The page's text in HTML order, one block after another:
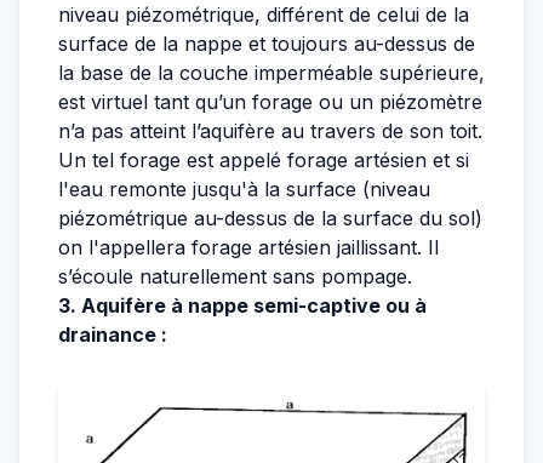
niveau piézométrique, différent de celui de la
surface de la nappe et toujours au-dessus de
la base de la couche imperméable supérieure,
est virtuel tant qu’un forage ou un piézomètre
n’a pas atteint l’aquifère au travers de son toit.
Un tel forage est appelé forage artésien et si
l'eau remonte jusqu'à la surface (niveau
piézométrique au-dessus de la surface du sol)
on l'appellera forage artésien jaillissant. Il
s’écoule naturellement sans pompage.
3. Aquifère à nappe semi-captive ou à
drainance :